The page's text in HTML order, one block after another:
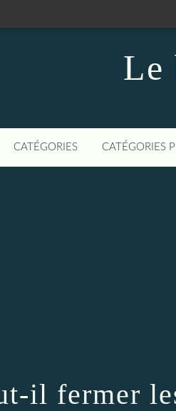
Le
CATÉGORIES CATÉGORIES
il fermer